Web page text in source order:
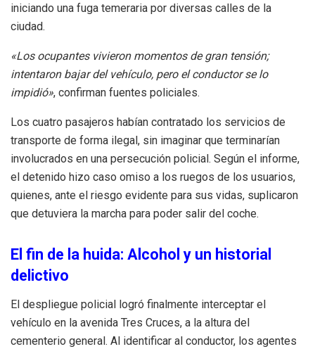
iniciando una fuga temeraria por diversas calles de la
ciudad.
«Los ocupantes vivieron momentos de gran tensión;
intentaron bajar del vehículo, pero el conductor se lo
impidió», confirman fuentes policiales.
Los cuatro pasajeros habían contratado los servicios de
transporte de forma ilegal, sin imaginar que terminarían
involucrados en una persecución policial. Según el informe,
el detenido hizo caso omiso a los ruegos de los usuarios,
quienes, ante el riesgo evidente para sus vidas, suplicaron
que detuviera la marcha para poder salir del coche.
El fin de la huida: Alcohol y un historial
delictivo
El despliegue policial logró finalmente interceptar el
vehículo en la avenida Tres Cruces, a la altura del
cementerio general. Al identificar al conductor, los agentes